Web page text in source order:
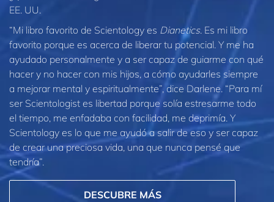
EE. UU.
“Mi libro favorito de Scientology es Dianetics. Es mi libro
favorito porque es acerca de liberar tu potencial. Y me ha
ayudado personalmente y a ser capaz de guiarme con qué
hacer y no hacer con mis hijos, a cómo ayudarles siempre
a mejorar mental y espiritualmente”, dice Darlene. “Para mí
ser Scientologist es libertad porque solía estresarme todo
el tiempo, me enfadaba con facilidad, me deprimía. Y
Scientology es lo que me ayudó a salir de eso y ser capaz
de crear una preciosa vida, una que nunca pensé que
tendría”.
DESCUBRE MÁS